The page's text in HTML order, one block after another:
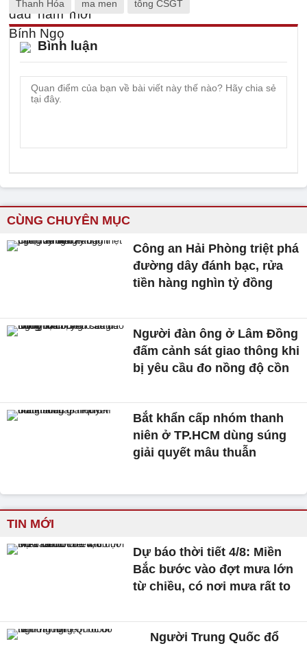
Thanh Hóa ma men tông CSGT
Bình luận
CÙNG CHUYÊN MỤC
Công an Hải Phòng triệt phá
đường dây đánh bạc, rửa
tiền hàng nghìn tỷ đồng
Người đàn ông ở Lâm Đồng
đấm cảnh sát giao thông khi
bị yêu cầu đo nồng độ cồn
Bắt khẩn cấp nhóm thanh
niên ở TP.HCM dùng súng
giải quyết mâu thuẫn
TIN MỚI
Dự báo thời tiết 4/8: Miền
Bắc bước vào đợt mưa lớn
từ chiều, có nơi mưa rất to
Người Trung Quốc đổ